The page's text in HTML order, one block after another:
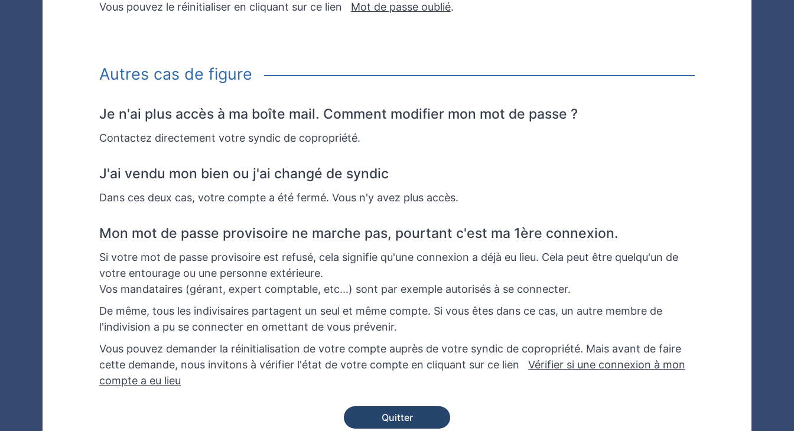
Vous pouvez le réinitialiser en cliquant sur ce lien
Mot de passe oublié.
Autres cas de figure
Je n'ai plus accès à ma boîte mail. Comment modifier mon mot de passe ?
Contactez directement votre syndic de copropriété.
J'ai vendu mon bien ou j'ai changé de syndic
Dans ces deux cas, votre compte a été fermé. Vous n'y avez plus accès.
Mon mot de passe provisoire ne marche pas, pourtant c'est ma 1ère connexion.
Si votre mot de passe provisoire est refusé, cela signifie qu'une connexion a déjà eu lieu. Cela peut être quelqu'un de
votre entourage ou une personne extérieure.
Vos mandataires (gérant, expert comptable, etc...) sont par exemple autorisés à se connecter.
De même, tous les indivisaires partagent un seul et même compte. Si vous êtes dans ce cas, un autre membre de
l'indivision a pu se connecter en omettant de vous prévenir.
Vous pouvez demander la réinitialisation de votre compte auprès de votre syndic de copropriété. Mais avant de faire
cette demande, nous invitons à vérifier l'état de votre compte en cliquant sur ce lien
Vérifier si une connexion à mon
compte a eu lieu
Quitter